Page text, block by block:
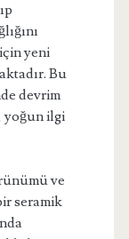
yeni
Bu
devrim
yoğun ilgi
ve
seramik